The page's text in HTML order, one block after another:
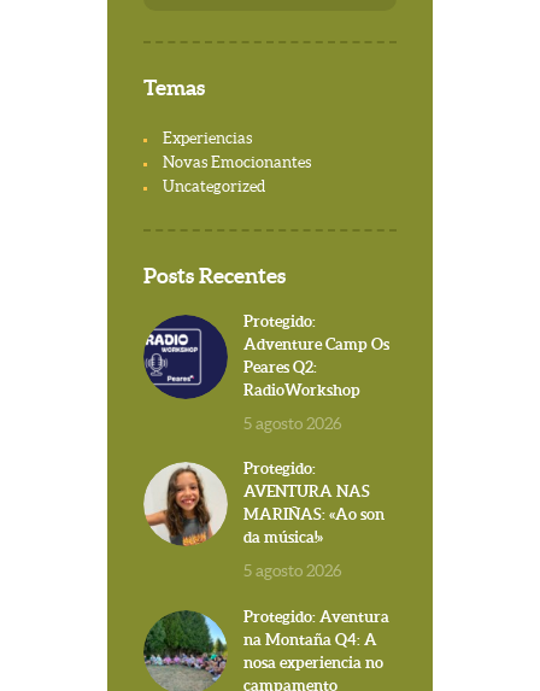
Temas
Experiencias
Novas Emocionantes
Uncategorized
Posts Recentes
Protegido:
Adventure Camp Os
Peares Q2:
RadioWorkshop
5 agosto 2026
Protegido:
AVENTURA NAS
MARIÑAS: «Ao son
da música!»
5 agosto 2026
Protegido: Aventura
na Montaña Q4: A
nosa experiencia no
campamento